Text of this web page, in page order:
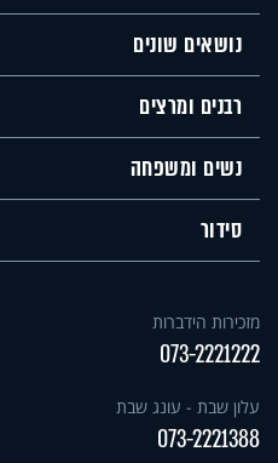
נושאים שונים
רבנים ומרצים
נשים ומשפחה
סידור
מזכירות הידברות
073-2221222
עלון שבת - עונג שבת
073-2221388